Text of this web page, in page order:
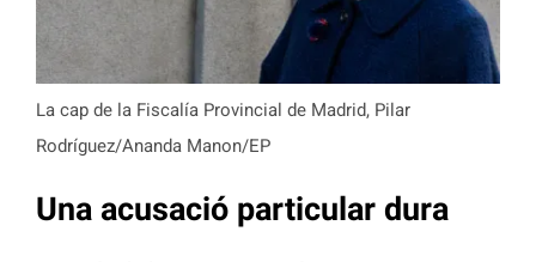
La cap de la Fiscalía Provincial de Madrid, Pilar
Rodríguez/Ananda Manon/EP
Una acusació particular dura